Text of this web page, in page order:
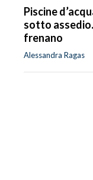
Piscine
sotto
frenano
Alessandra Ragas